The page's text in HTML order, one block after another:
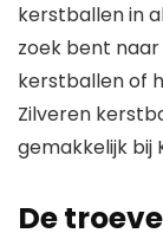
kerstballen in
zoek bent
kerstballen of
Zilveren
gemakkelijk bij
De